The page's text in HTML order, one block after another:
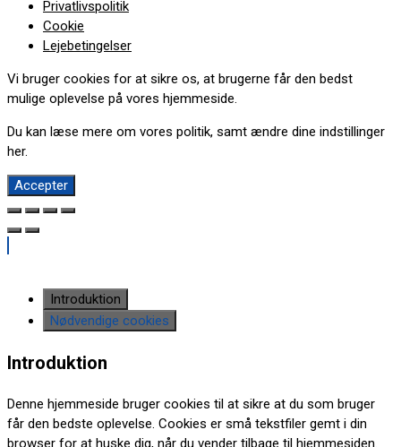
Privatlivspolitik
Cookie
Lejebetingelser
Vi bruger cookies for at sikre os, at brugerne får den bedst
mulige oplevelse på vores hjemmeside.
Du kan læse mere om vores politik, samt ændre dine indstillinger
her.
Accepter
Introduktion
Nødvendige cookies
Introduktion
Denne hjemmeside bruger cookies til at sikre at du som bruger
får den bedste oplevelse. Cookies er små tekstfiler gemt i din
browser for at huske dig, når du vender tilbage til hjemmesiden.